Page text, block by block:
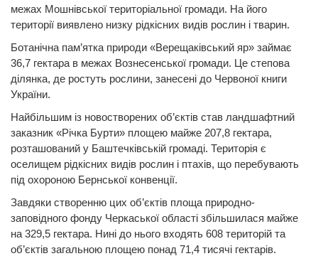
межах Мошнівської територіальної громади. На його
території виявлено низку рідкісних видів рослин і тварин.
Ботанічна пам’ятка природи «Верещаківський яр» займає
36,7 гектара в межах Вознесенської громади. Це степова
ділянка, де ростуть рослини, занесені до Червоної книги
України.
Найбільшим із новостворених об’єктів став ландшафтний
заказник «Річка Бурти» площею майже 207,8 гектара,
розташований у Баштечківській громаді. Територія є
оселищем рідкісних видів рослин і птахів, що перебувають
під охороною Бернської конвенції.
Завдяки створенню цих об’єктів площа природно-
заповідного фонду Черкаської області збільшилася майже
на 329,5 гектара. Нині до нього входять 608 територій та
об’єктів загальною площею понад 71,4 тисячі гектарів.